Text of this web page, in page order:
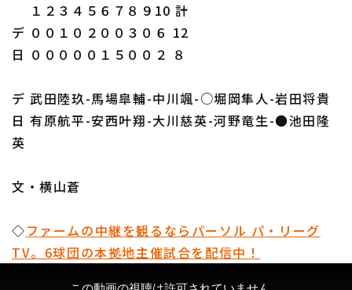
１２３４５６７８９10 計
デ ００１０２００３０６ 12
日 ０００００１５００２ ８
デ 武田陸玖-馬場皐輔-中川颯-○堀岡隼人-岩田将貴
日 有原航平-安西叶翔-大川慈英-河野竜生-●池田隆
英
文・横山蒼
◇ファームの中継を観るならパーソル パ・リーグ
TV。6球団の本拠地主催試合を配信中！